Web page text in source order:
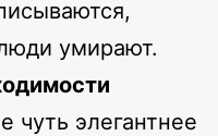
умирают.
чуть элегантнее